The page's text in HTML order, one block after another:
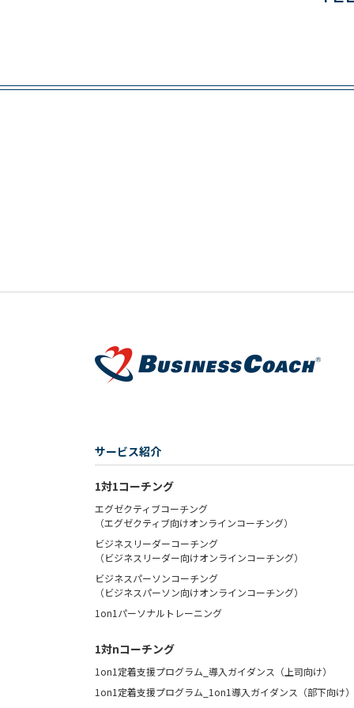
サービス紹介
1対1コーチング
エグゼクティブコーチング
（エグゼクティブ向けオンラインコーチング）
ビジネスリーダーコーチング
（ビジネスリーダー向けオンラインコーチング）
ビジネスパーソンコーチング
（ビジネスパーソン向けオンラインコーチング）
1on1パーソナルトレーニング
1対nコーチング
1on1定着支援プログラム_導入ガイダンス（上司向け）
1on1定着支援プログラム_1on1導入ガイダンス（部下向け）